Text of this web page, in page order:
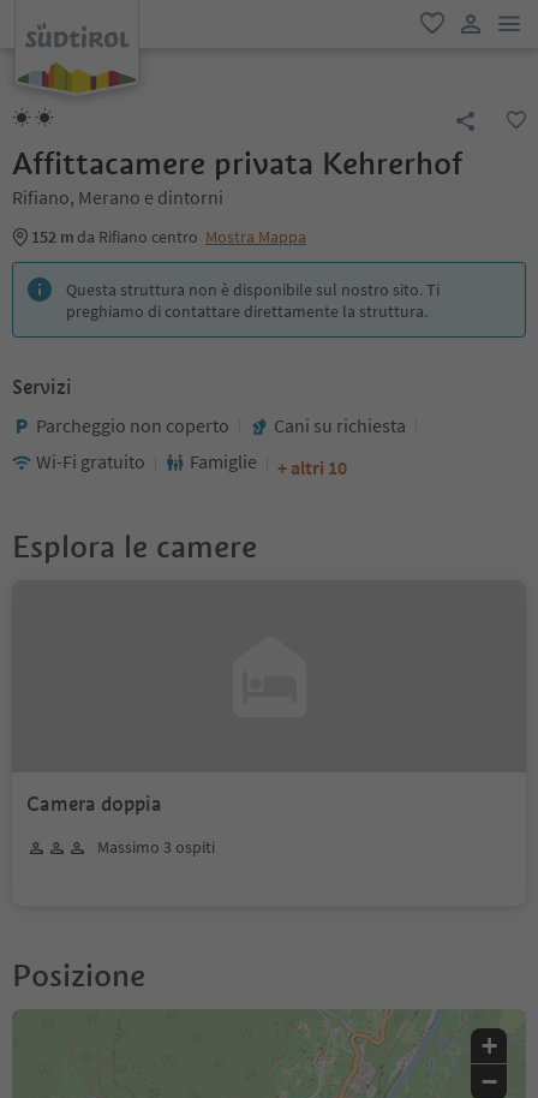
favoriti
Affittacamere privata Kehrerhof
Rifiano, Merano e dintorni
152 m da Rifiano centro Mostra Mappa
Questa struttura non è disponibile sul nostro sito. Ti
preghiamo di contattare direttamente la struttura.
Servizi
Parcheggio non coperto
Cani su richiesta
Wi-Fi gratuito
Famiglie + altri 10
Esplora le camere
Camera doppia
Massimo 3 ospiti
Posizione
+
−